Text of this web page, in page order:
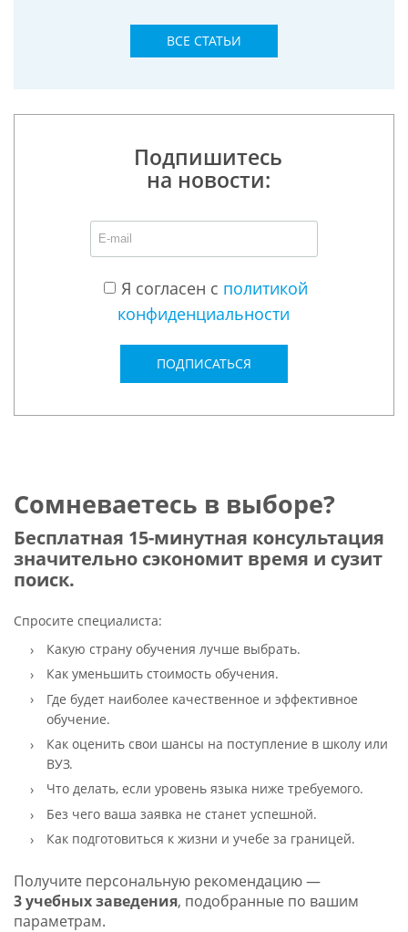
ВСЕ СТАТЬИ
Подпишитесь
на новости:
Я согласен с политикой
конфиденциальности
ПОДПИСАТЬСЯ
Сомневаетесь в выборе?
Бесплатная 15-минутная консультация
значительно сэкономит время и сузит
поиск.
Спросите специалиста:
Какую страну обучения лучше выбрать.
Как уменьшить стоимость обучения.
Где будет наиболее качественное и эффективное
обучение.
Как оценить свои шансы на поступление в школу или
ВУЗ.
Что делать, если уровень языка ниже требуемого.
Без чего ваша заявка не станет успешной.
Как подготовиться к жизни и учебе за границей.
Получите персональную рекомендацию —
3 учебных заведения, подобранные по вашим
параметрам.